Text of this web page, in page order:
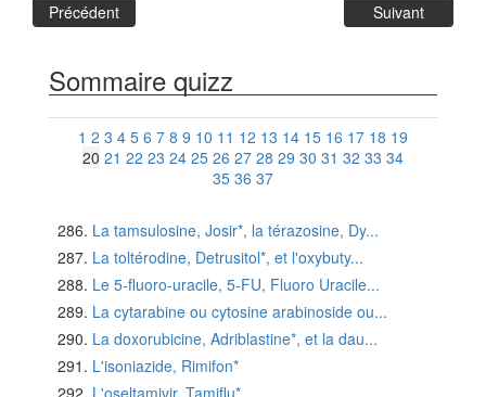
Précédent Suivant
Sommaire quizz
1 2 3 4 5 6 7 8 9 10 11 12 13 14 15 16 17 18 19
20 21 22 23 24 25 26 27 28 29 30 31 32 33 34
35 36 37
La tamsulosine, Josir*, la térazosine, Dy...
La toltérodine, Detrusitol*, et l'oxybuty...
Le 5-fluoro-uracile, 5-FU, Fluoro Uracile...
La cytarabine ou cytosine arabinoside ou...
La doxorubicine, Adriblastine*, et la dau...
L'isoniazide, Rimifon*